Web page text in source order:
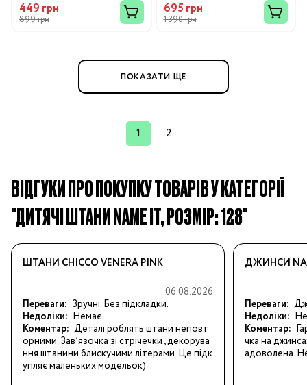
449 грн
899 грн
695 грн
1 390 грн
ПОКАЗАТИ ЩЕ
1 2
ВІДГУКИ ПРО ПОКУПКУ ТОВАРІВ У КАТЕГОРІЇ
"ДИТЯЧІ ШТАНИ NAME IT, РОЗМІР: 128"
ШТАНИ CHICCO VENERA PINK
06.08.2026
Переваги: Зручні. Без підкладки.
Недоліки: Немає
Коментар: Деталі роблять штани неповт
орними. Завʼязочка зі стрічечки , декорува
ння штанини блискучими літерами. Це підк
упляє маленьких модельок)
ДЖИНСИ
Переваги:
Недоліки:
Коментар:
чка на
адоволена.